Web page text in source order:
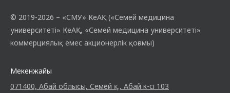
© 2019-2026 – «СМУ» КеАҚ («Семей медицина
университеті» КеАҚ, «Семей медицина университеті»
коммерциялық емес акционерлік қоғамы)
Мекенжайы
071400, Абай облысы, Семей қ., Абай к-сі 103